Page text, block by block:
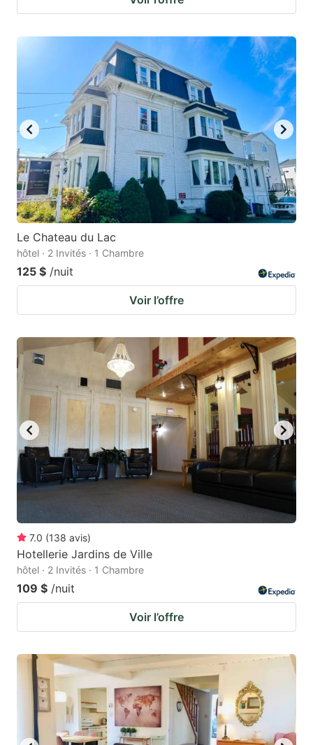
Le Chateau du Lac
hôtel · 2 Invités · 1 Chambre
125 $ /nuit
Voir l’offre
7.0 (138 avis)
Hotellerie Jardins de Ville
hôtel · 2 Invités · 1 Chambre
109 $ /nuit
Voir l’offre